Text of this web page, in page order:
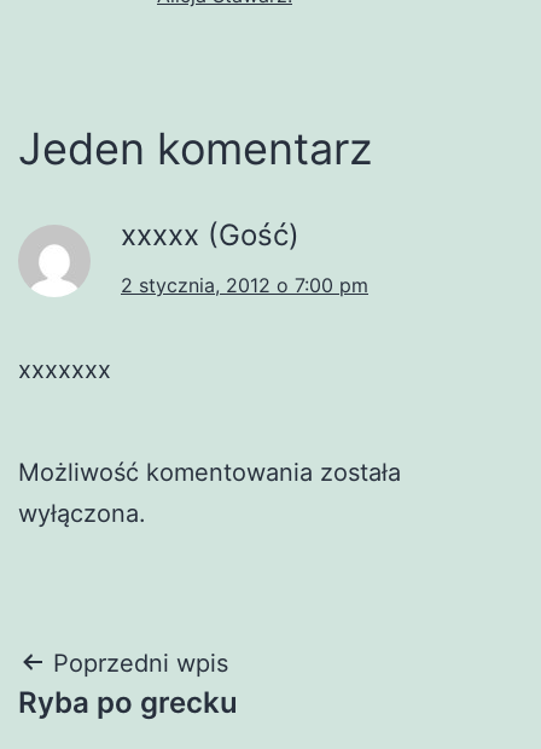
Jeden komentarz
xxxxx (Gość)
2 stycznia, 2012 o 7:00 pm
xxxxxxx
Możliwość komentowania została
wyłączona.
Nawigacja
wpisu
Poprzedni wpis
Ryba po grecku